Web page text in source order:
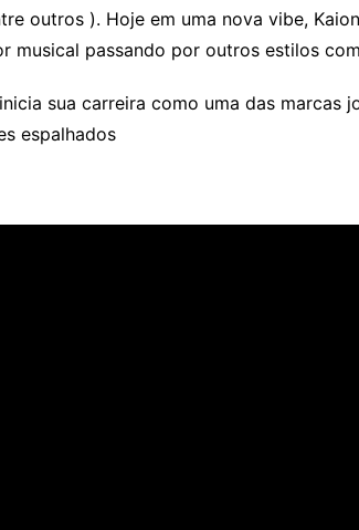
outros ). Hoje em uma nova vibe,
musical passando por outros estilos
sua carreira como uma das marcas
espalhados